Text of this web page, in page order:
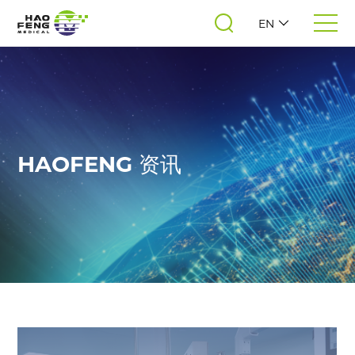
EN
HAOFENG 资讯